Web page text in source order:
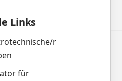
Links
r
für